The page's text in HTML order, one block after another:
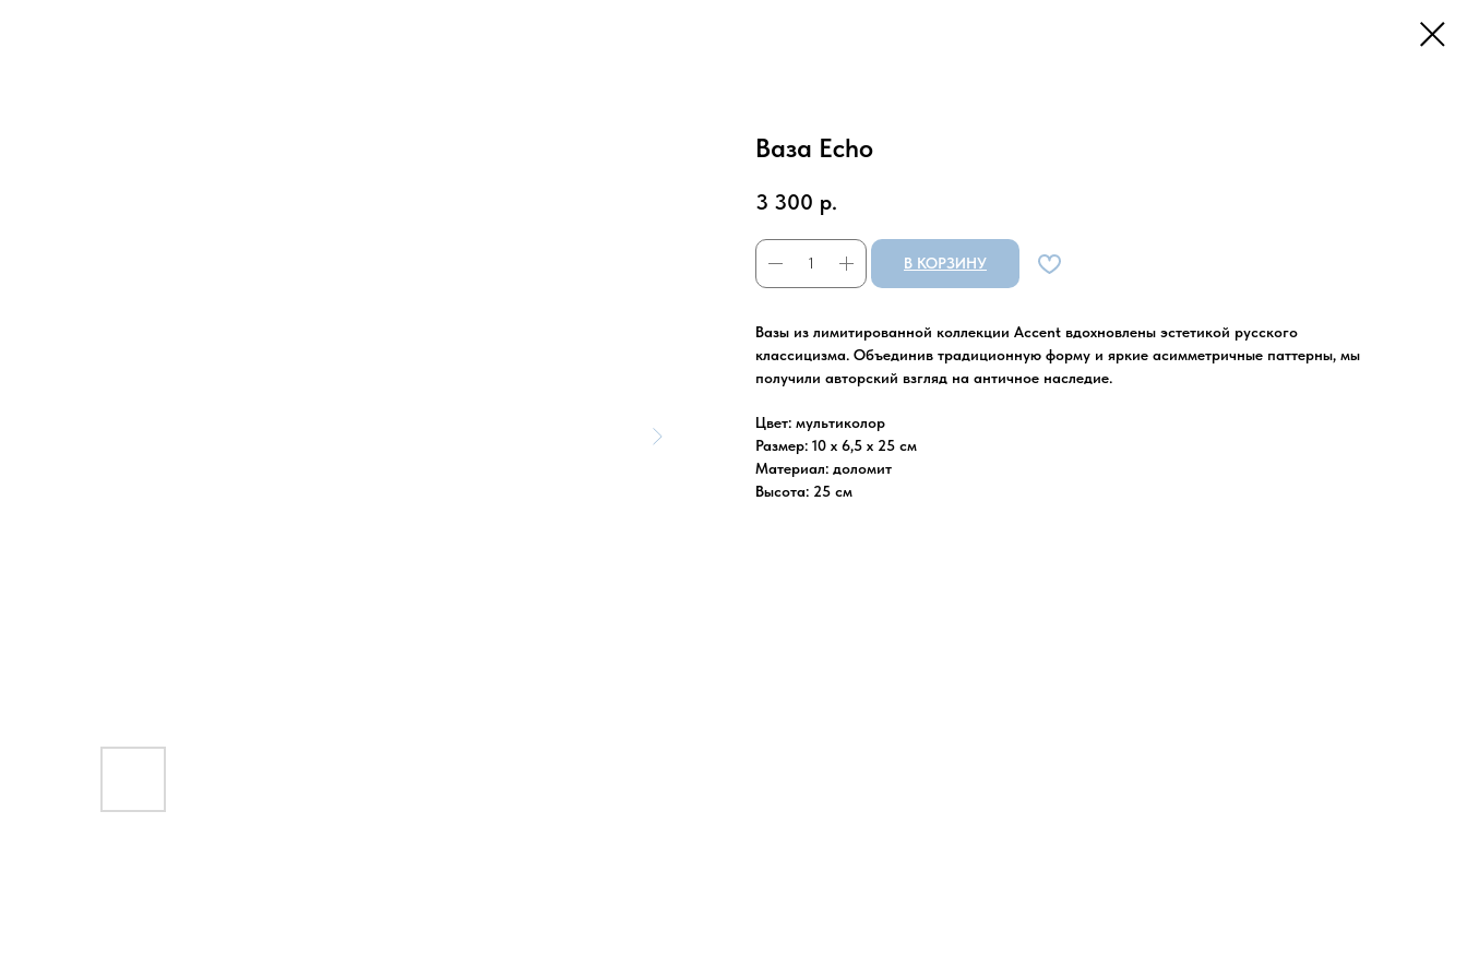
Ваза Echo
3 300 р.
В КОРЗИНУ
Вазы из лимитированной коллекции Accent вдохновлены эстетикой русского
классицизма. Объединив традиционную форму и яркие асимметричные паттерны, мы
получили авторский взгляд на античное наследие.
Цвет: мультиколор
Размер: 10 х 6,5 х 25 см
Материал: доломит
Высота: 25 см